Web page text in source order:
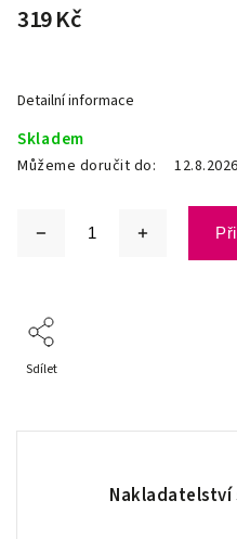
319 Kč
Skladem
Můžeme doručit do: 12.8.2026
Detailní informace
Sdílet